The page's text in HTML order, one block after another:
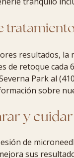
resultados, la
de retoque
Park al
sobre
y
de
sus